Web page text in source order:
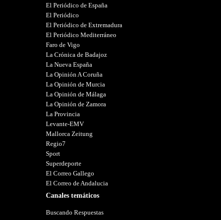
El Periódico de España
El Periódico
El Periódico de Extremadura
El Periódico Mediterráneo
Faro de Vigo
La Crónica de Badajoz
La Nueva España
La Opinión A Coruña
La Opinión de Murcia
La Opinión de Málaga
La Opinión de Zamora
La Provincia
Levante-EMV
Mallorca Zeitung
Regio7
Sport
Superdeporte
El Correo Gallego
El Correo de Andalucia
Canales temáticos
Buscando Respuestas